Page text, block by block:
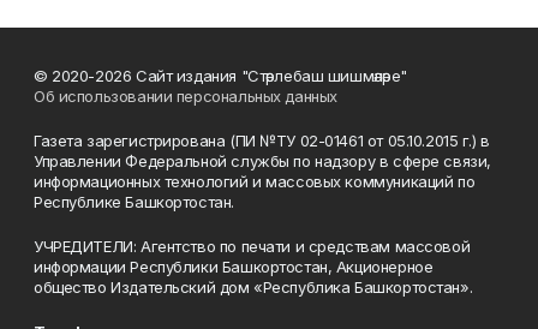
© 2020-2026 Сайт издания "Стәрлебаш шишмәләре"
Об использовании персональных данных
Газета зарегистрирована (ПИ №ТУ 02-01461 от 05.10.2015 г.) в
Управлении Федеральной службы по надзору в сфере связи,
информационных технологий и массовых коммуникаций по
Республике Башкортостан.
УЧРЕДИТЕЛИ: Агентство по печати и средствам массовой
информации Республики Башкортостан, Акционерное
общество Издательский дом «Республика Башкортостан».